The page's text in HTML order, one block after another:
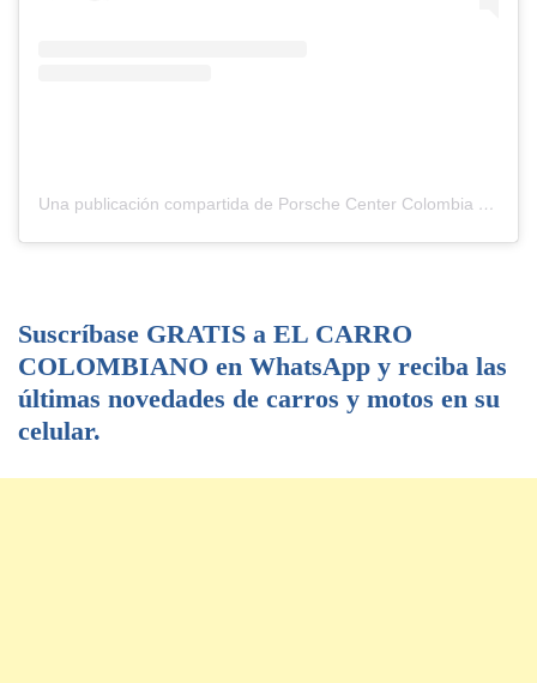
Una publicación compartida de Porsche Center Colombia (@porschecentercolombia)
Suscríbase GRATIS a EL CARRO
COLOMBIANO en WhatsApp y reciba las
últimas novedades de carros y motos en su
celular.